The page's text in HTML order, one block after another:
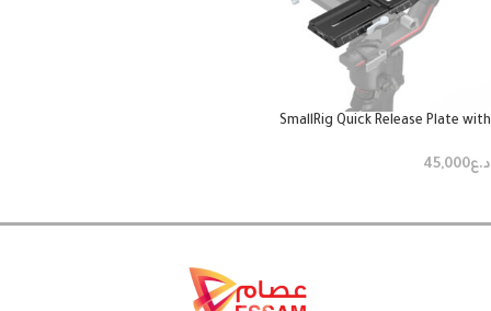
SmallRig Quick Release Plate with
د.ع45,000